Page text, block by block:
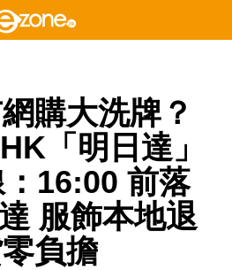
購大洗牌？
「明日達」
16:00 前落
服飾本地退
負擔